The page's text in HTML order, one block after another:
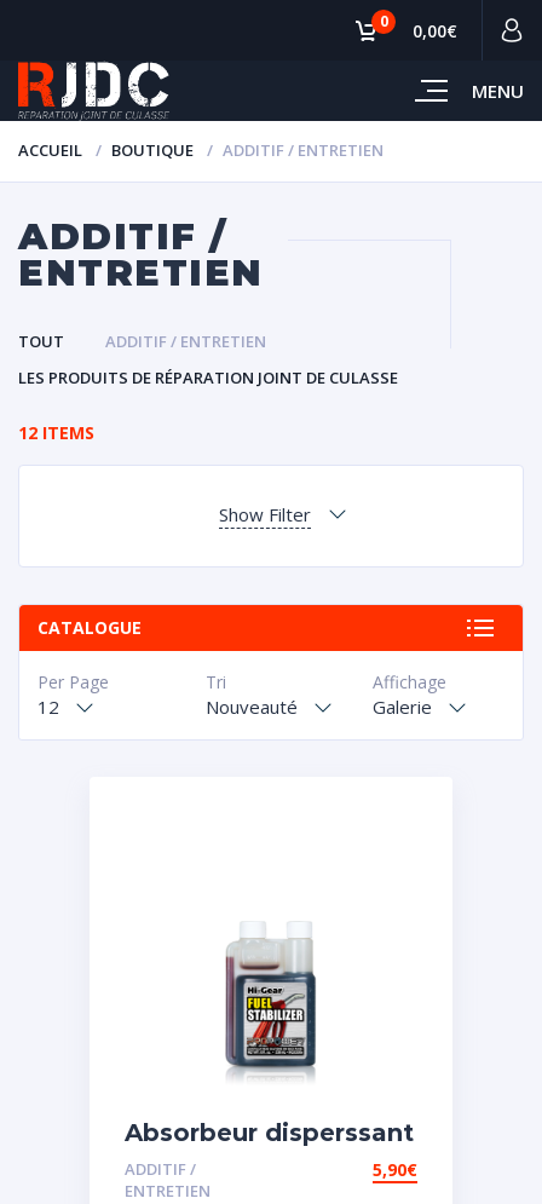
MENU
0 0,00€
ACCUEIL BOUTIQUE ADDITIF / ENTRETIEN
ADDITIF /
ENTRETIEN
TOUT
ADDITIF / ENTRETIEN
LES PRODUITS DE RÉPARATION JOINT DE CULASSE
12 ITEMS
Show Filter
CATALOGUE
Affichage
Galerie
Tri
Nouveauté
Per Page
12
Absorbeur disperssant
d’eau pour carburant
ADDITIF /
ENTRETIEN
5,90€